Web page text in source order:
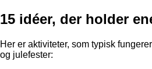
15 idéer, der holder
Her er aktiviteter, som typisk
og julefester: